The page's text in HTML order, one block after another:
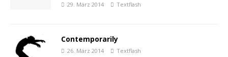
29. März 2014 Textflash
Contemporarily
26. März 2014 Textflash